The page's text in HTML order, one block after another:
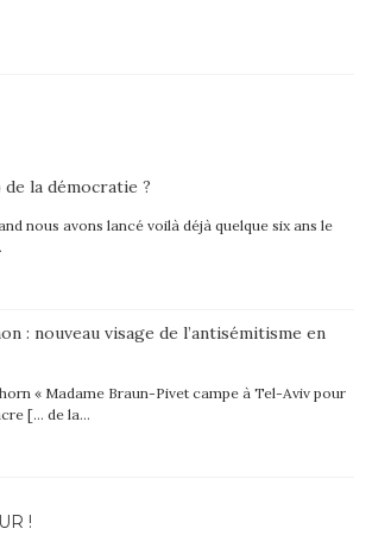
la démocratie ?
nous avons lancé voilà déjà quelque six ans le
: nouveau visage de l’antisémitisme en
« Madame Braun-Pivet campe à Tel-Aviv pour
[… de la…
!